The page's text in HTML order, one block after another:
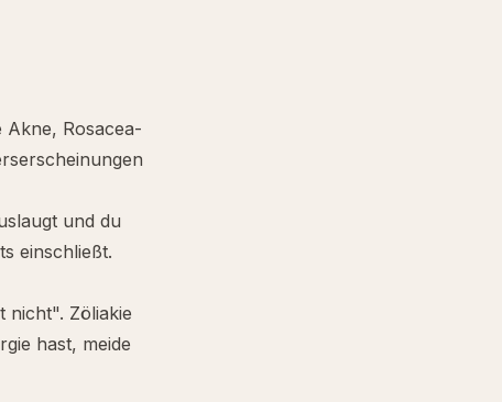
Akne, Rosacea-
und du
einschließt.
nicht". Zöliakie
hast, meide